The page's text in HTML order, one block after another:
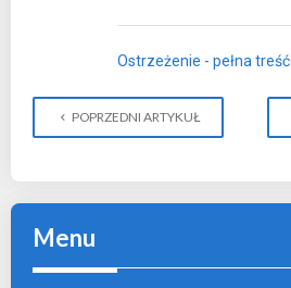
Ostrzeżenie - pełna treść
POPRZEDNI ARTYKUŁ
Menu